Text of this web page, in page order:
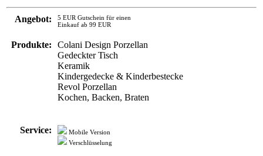
Gedeckter Tisch
Keramik
Kindergedecke & Kinderbestecke
Revol Porzellan
Kochen, Backen, Braten
Mobile Version
Verschlüsselung
Rechnung
Vorkasse